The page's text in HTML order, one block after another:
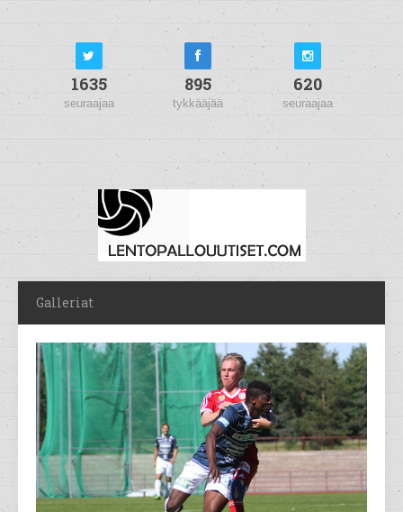
1635
seuraajaa
895
tykkääjää
620
seuraajaa
Galleriat